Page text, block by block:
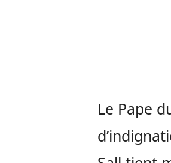
Le Pape